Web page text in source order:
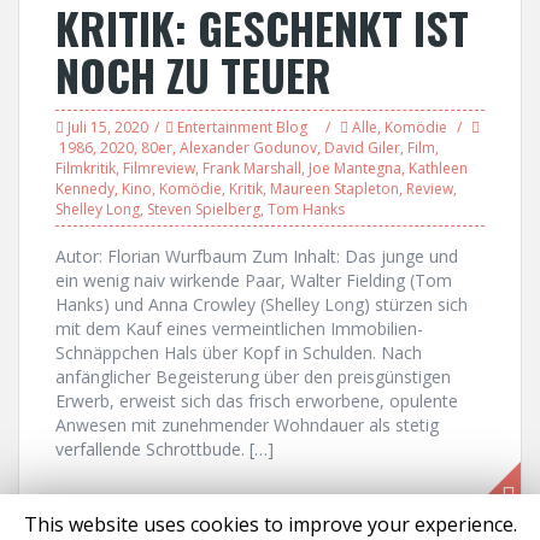
KRITIK: GESCHENKT IST
NOCH ZU TEUER
Juli 15, 2020 Entertainment Blog Alle, Komödie
1986, 2020, 80er, Alexander Godunov, David Giler, Film,
Filmkritik, Filmreview, Frank Marshall, Joe Mantegna, Kathleen
Kennedy, Kino, Komödie, Kritik, Maureen Stapleton, Review,
Shelley Long, Steven Spielberg, Tom Hanks
Autor: Florian Wurfbaum Zum Inhalt: Das junge und
ein wenig naiv wirkende Paar, Walter Fielding (Tom
Hanks) und Anna Crowley (Shelley Long) stürzen sich
mit dem Kauf eines vermeintlichen Immobilien-
Schnäppchen Hals über Kopf in Schulden. Nach
anfänglicher Begeisterung über den preisgünstigen
Erwerb, erweist sich das frisch erworbene, opulente
Anwesen mit zunehmender Wohndauer als stetig
verfallende Schrottbude. […]
This website uses cookies to improve your experience.